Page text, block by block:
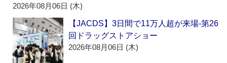
2026年08月06日 (木)
【JACDS】3日間で11万人超が来場‐第26
回ドラッグストアショー
2026年08月06日 (木)